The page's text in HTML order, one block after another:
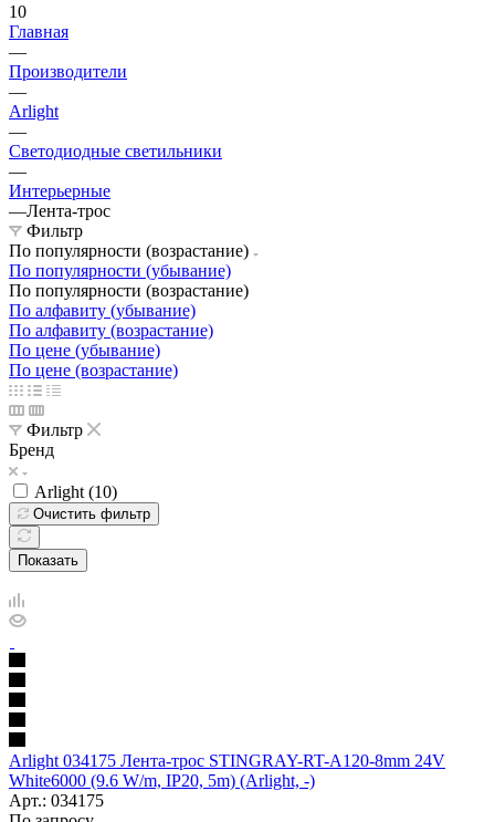
10
Главная
—
Производители
—
Arlight
—
Светодиодные светильники
—
Интерьерные
—Лента-трос
Фильтр
По популярности (возрастание)
По популярности (убывание)
По популярности (возрастание)
По алфавиту (убывание)
По алфавиту (возрастание)
По цене (убывание)
По цене (возрастание)
Фильтр
Бренд
Arlight (10)
Очистить фильтр
Показать
Arlight 034175 Лента-трос STINGRAY-RT-A120-8mm 24V
White6000 (9.6 W/m, IP20, 5m) (Arlight, -)
Арт.: 034175